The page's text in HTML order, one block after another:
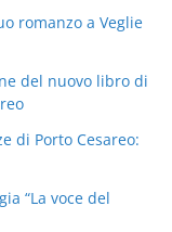
romanzo a Veglie
del nuovo libro di
di Porto Cesareo:
“La voce del